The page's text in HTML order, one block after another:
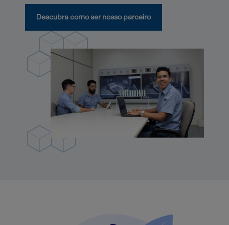
Descubra como ser nosso parceiro